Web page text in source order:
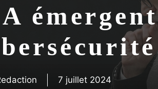
7 juillet 2024